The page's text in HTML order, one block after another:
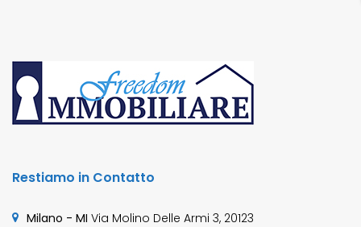
Restiamo in Contatto
Milano - MI Via Molino Delle Armi 3, 20123